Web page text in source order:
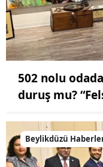
502 nolu
duruş mu?
Beylikdüzü